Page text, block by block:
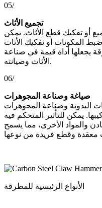
05/
تجميع الأثاث
أو تفكيك قطع الأثاث. يمكن
المكونات أو تفكيك الأثاث
يجعلها أداة قيمة في صناعة
الأثاث وصيانته.
06/
صياغة وصناعة المجوهرات
اليدوية وصناعة المجوهرات
يمكن للتأثير المتحكم فيه
والمواد الأخرى، مما يسمح
الأنواع الرئيسية للمطرقة